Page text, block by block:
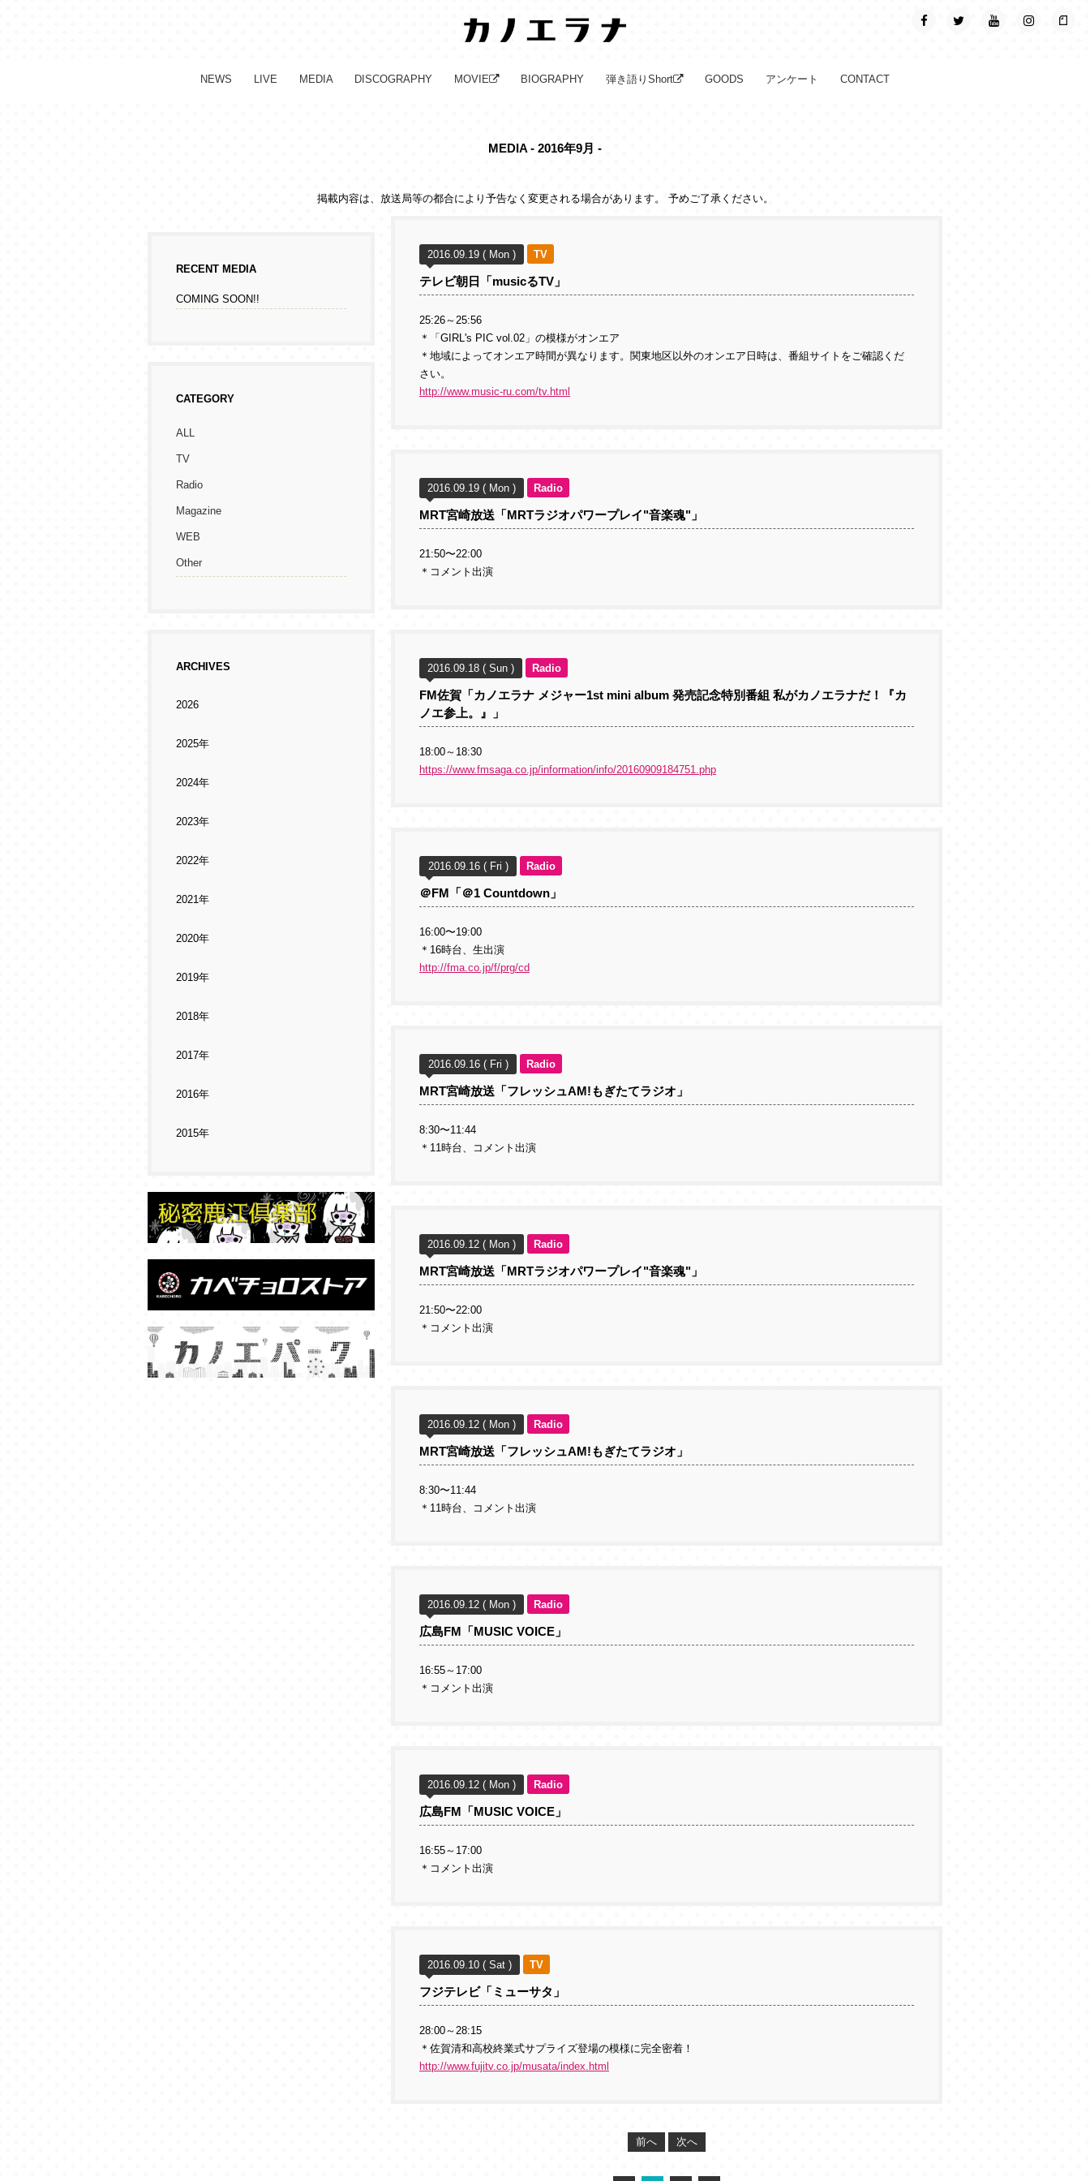
NEWS LIVE MEDIA DISCOGRAPHY MOVIE BIOGRAPHY 弾き語りShort GOODS アンケート CONTACT
MEDIA - 2016年9月 -
掲載内容は、放送局等の都合により予告なく変更される場合があります。 予めご了承ください。
2016.09.19 ( Mon ) TV
テレビ朝日「musicるTV」
25:26～25:56
＊「GIRL's PIC vol.02」の模様がオンエア
＊地域によってオンエア時間が異なります。関東地区以外のオンエア日時は、番組サイトをご確認くだ
さい。
http://www.music-ru.com/tv.html
2016.09.19 ( Mon ) Radio
MRT宮崎放送「MRTラジオパワープレイ"音楽魂"」
21:50〜22:00
＊コメント出演
2016.09.18 ( Sun ) Radio
FM佐賀「カノエラナ メジャー1st mini album 発売記念特別番組 私がカノエラナだ！『カ
ノエ参上。』」
18:00～18:30
https://www.fmsaga.co.jp/information/info/20160909184751.php
2016.09.16 ( Fri ) Radio
＠FM「＠1 Countdown」
16:00〜19:00
＊16時台、生出演
http://fma.co.jp/f/prg/cd
2016.09.16 ( Fri ) Radio
MRT宮崎放送「フレッシュAM!もぎたてラジオ」
8:30〜11:44
＊11時台、コメント出演
2016.09.12 ( Mon ) Radio
MRT宮崎放送「MRTラジオパワープレイ"音楽魂"」
21:50〜22:00
＊コメント出演
2016.09.12 ( Mon ) Radio
MRT宮崎放送「フレッシュAM!もぎたてラジオ」
8:30〜11:44
＊11時台、コメント出演
2016.09.12 ( Mon ) Radio
広島FM「MUSIC VOICE」
16:55～17:00
＊コメント出演
2016.09.12 ( Mon ) Radio
広島FM「MUSIC VOICE」
16:55～17:00
＊コメント出演
2016.09.10 ( Sat ) TV
フジテレビ「ミューサタ」
28:00～28:15
＊佐賀清和高校終業式サプライズ登場の模様に完全密着！
http://www.fujitv.co.jp/musata/index.html
前へ 次へ
RECENT MEDIA
COMING SOON!!
CATEGORY
ALL
TV
Radio
Magazine
WEB
Other
ARCHIVES
2026
2025年
2024年
2023年
2022年
2021年
2020年
2019年
2018年
2017年
2016年
2015年